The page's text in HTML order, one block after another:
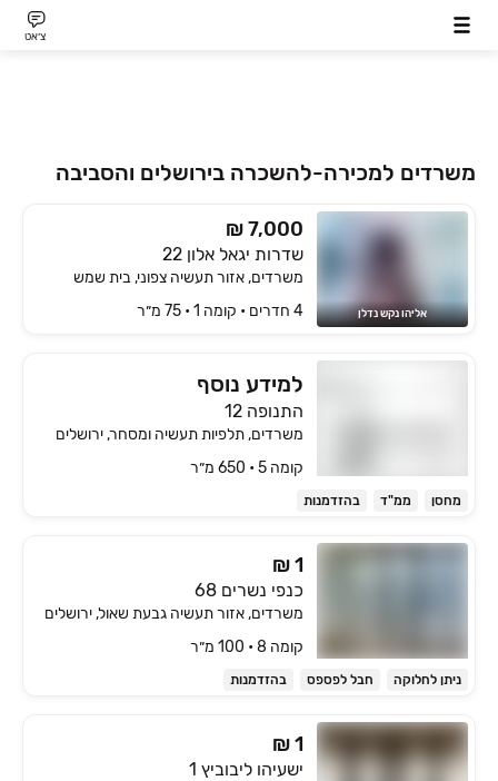
צ׳אט
משרדים למכירה-להשכרה בירושלים והסביבה
אליהו נקש נדלן
₪ 7,000
שדרות יגאל אלון 22
משרדים, אזור תעשיה צפוני, בית שמש
4 חדרים • קומה ‎1‏ • 75 מ״ר
למידע נוסף
התנופה 12
משרדים, תלפיות תעשיה ומסחר, ירושלים
קומה ‎5‏ • 650 מ״ר
מחסן ממ"ד בהזדמנות
₪ 1
כנפי נשרים 68
משרדים, אזור תעשיה גבעת שאול, ירושלים
קומה ‎8‏ • 100 מ״ר
ניתן לחלוקה חבל לפספס בהזדמנות
₪ 1
ישעיהו ליבוביץ 1